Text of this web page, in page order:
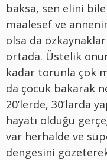
baksa, sen elini
maalesef ve
olsa da
ortada. Üstelik
kadar torunla çok
da çocuk bakarak
20’lerde, 30’larda
hayatı olduğu
var herhalde ve
dengesini